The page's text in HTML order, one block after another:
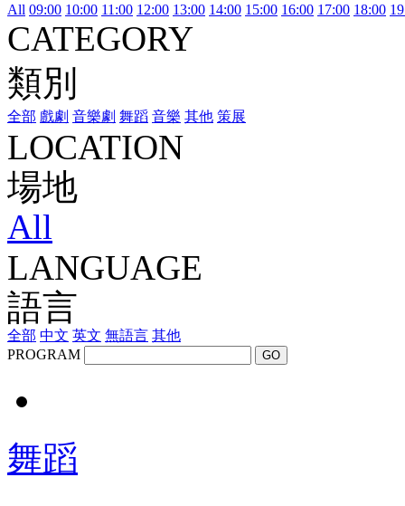
All 09:00 10:00 11:00 12:00 13:00 14:00 15:00 16:00 17:00 18:00
CATEGORY
類別
全部 戲劇 音樂劇 舞蹈 音樂 其他 策展
LOCATION
場地
All
LANGUAGE
語言
全部 中文 英文 無語言 其他
PROGRAM
GO
舞蹈